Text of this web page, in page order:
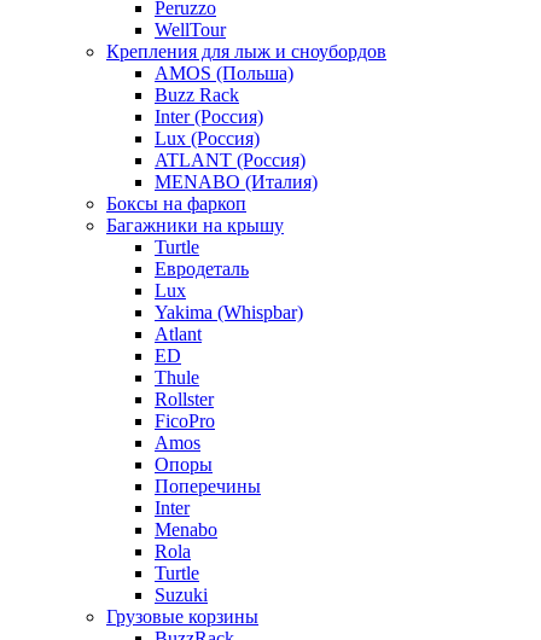
Peruzzo
WellTour
Крепления для лыж и сноубордов
AMOS (Польша)
Buzz Rack
Inter (Россия)
Lux (Россия)
ATLANT (Россия)
MENABO (Италия)
Боксы на фаркоп
Багажники на крышу
Turtle
Евродеталь
Lux
Yakima (Whispbar)
Atlant
ED
Thule
Rollster
FicoPro
Amos
Опоры
Поперечины
Inter
Menabo
Rola
Turtle
Suzuki
Грузовые корзины